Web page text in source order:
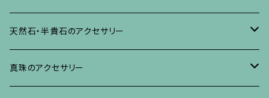
ネックレス、ペンダント
ブレスレット、バングル、その他
イヤリング・ピアス
ネックレス・ペンダント
ブローチ
イヤリング・ピアス
天然石・半貴石のアクセサリー
ブローチ
真珠のアクセサリー